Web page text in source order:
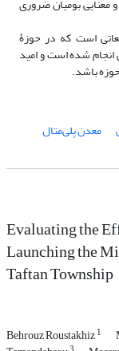
معنایی بومیان ضروری
است که در حوزۀ
انجام شده است و امید
باشد.
معدن پلی‌متال
Evaluating the
Launching the
Taftan Township
Behrouz Roustakhiz1